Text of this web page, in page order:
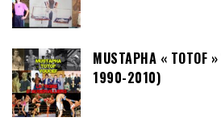
MUSTAPHA « TOTOF
1990-2010)